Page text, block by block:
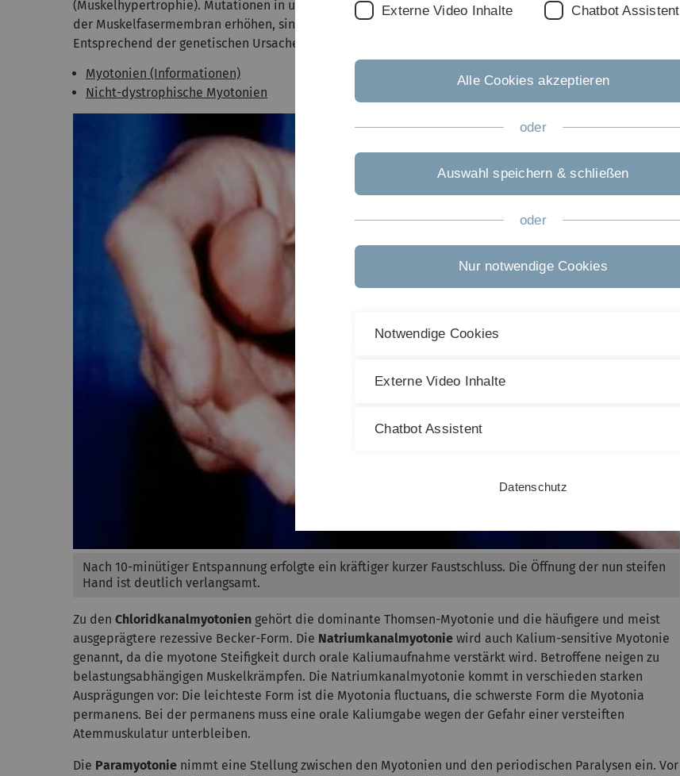
(Muskelhypertrophie). Mutationen in unterschiedlichen Ionenkanälen, die die elektrische Erregbarkeit
der Muskelfasermembran erhöhen, sind für die verlängerte Muskelanspannung verantwortlich.
Entsprechend der genetischen Ursache unterscheidet man Chlorid- und Natriumkanalmyotonien.
Myotonien (Informationen)
Nicht-dystrophische Myotonien
Nach 10-minütiger Entspannung erfolgte ein kräftiger kurzer Faustschluss. Die Öffnung der nun steifen
Hand ist deutlich verlangsamt.
Zu den Chloridkanalmyotonien gehört die dominante Thomsen-Myotonie und die häufigere und meist
ausgeprägtere rezessive Becker-Form. Die Natriumkanalmyotonie wird auch Kalium-sensitive Myotonie
genannt, da die myotone Steifigkeit durch orale Kaliumaufnahme verstärkt wird. Betroffene neigen zu
belastungsabhängigen Muskelkrämpfen. Die Natriumkanalmyotonie kommt in verschieden starken
Ausprägungen vor: Die leichteste Form ist die Myotonia fluctuans, die schwerste Form die Myotonia
permanens. Bei der permanens muss eine orale Kaliumgabe wegen der Gefahr einer versteiften
Atemmuskulatur unterbleiben.
Die Paramyotonie nimmt eine Stellung zwischen den Myotonien und den periodischen Paralysen ein. Vor
Externe Video Inhalte Chatbot Assistent
Alle Cookies akzeptieren
oder
Auswahl speichern & schließen
oder
Nur notwendige Cookies
Notwendige Cookies
Externe Video Inhalte
Chatbot Assistent
Datenschutz